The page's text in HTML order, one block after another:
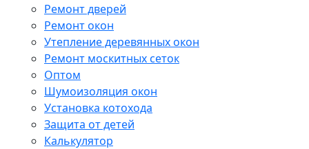
Ремонт дверей
Ремонт окон
Утепление деревянных окон
Ремонт москитных сеток
Оптом
Шумоизоляция окон
Установка котохода
Защита от детей
Калькулятор